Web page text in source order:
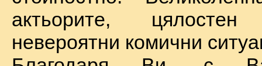
актьорите, цялостен
невероятни комични